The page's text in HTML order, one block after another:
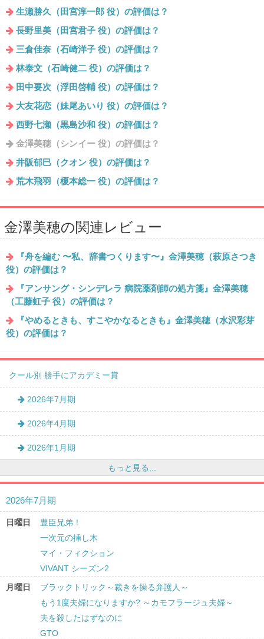
生瀬勝久（田宮淳一郎 役）の評価は？
長野里美（田宮君子 役）の評価は？
三倉佳奈（石崎洋子 役）の評価は？
林泰文（石崎健二 役）の評価は？
田中要次（浮田啓輔 役）の評価は？
大友花恋（妹尾あいり 役）の評価は？
西野七瀬（黒島沙和 役）の評価は？
金澤美穂（シンイー 役）の評価は？
井阪郁巳（クオン 役）の評価は？
荒木飛羽（榎本総一 役）の評価は？
金澤美穂の関連レビュー
『舟を編む 〜私、辞書つくります〜』金澤美穂（萩原さつき
役）の評価は？
『アンサング・シンデレラ 病院薬剤師の処方箋』金澤美穂
（工藤虹子 役）の評価は？
『やめるときも、すこやかなるときも』金澤美穂（水沢彩芽
役）の評価は？
クール別 勝手にアカデミー賞
2026年7月期
2026年4月期
2026年1月期
もっと見る...
2026年7月期
日曜日
豊臣兄弟！
一次元の挿し木
マイ・フィクション
VIVANT シーズン2
月曜日
ブラックトリック～裁きを操る弁護人～
もう1度夫婦になりますか? ～カモフラージュ夫婦～
夫を殺したはずなのに
GTO